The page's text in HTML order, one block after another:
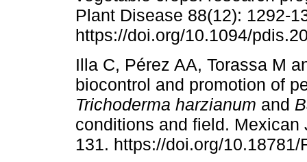
Plant Disease 88(12): 1292-
https://doi.org/10.1094/
Illa C, Pérez AA, Torassa M
biocontrol and promotion of
Trichoderma harzianum and
conditions and field. Mexican
131. https://doi.org/